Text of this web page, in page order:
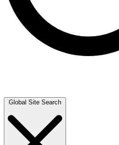
Global Site Search